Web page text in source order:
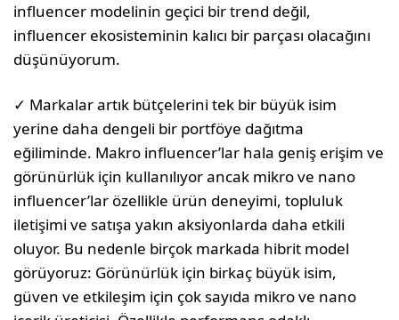
influencer modelinin geçici bir trend değil,
influencer ekosisteminin kalıcı bir parçası olacağını
düşünüyorum.
✓ Markalar artık bütçelerini tek bir büyük isim
yerine daha dengeli bir portföye dağıtma
eğiliminde. Makro influencer’lar hala geniş erişim ve
görünürlük için kullanılıyor ancak mikro ve nano
influencer’lar özellikle ürün deneyimi, topluluk
iletişimi ve satışa yakın aksiyonlarda daha etkili
oluyor. Bu nedenle birçok markada hibrit model
görüyoruz: Görünürlük için birkaç büyük isim,
güven ve etkileşim için çok sayıda mikro ve nano